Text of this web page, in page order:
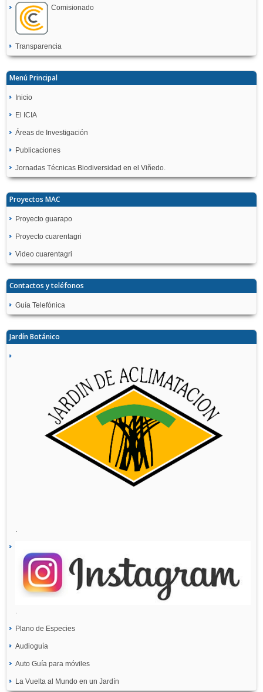
Comisionado
Transparencia
Menú Principal
Inicio
El ICIA
Áreas de Investigación
Publicaciones
Jornadas Técnicas Biodiversidad en el Viñedo.
Proyectos MAC
Proyecto guarapo
Proyecto cuarentagri
Video cuarentagri
Contactos y teléfonos
Guía Telefónica
Jardín Botánico
.
.
Plano de Especies
Audioguía
Auto Guía para móviles
La Vuelta al Mundo en un Jardín